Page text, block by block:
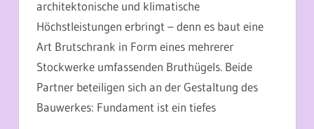
architektonische und klimatische
Höchstleistungen erbringt – denn es baut eine
Art Brutschrank in Form eines mehrerer
Stockwerke umfassenden Bruthügels. Beide
Partner beteiligen sich an der Gestaltung des
Bauwerkes: Fundament ist ein tiefes